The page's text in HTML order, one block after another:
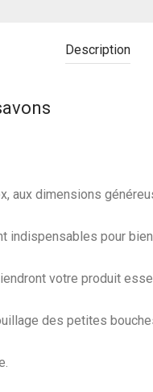
Description
aux dimensions
pour bien
votre produit
des petites